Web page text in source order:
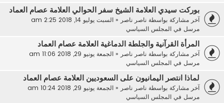
بوركت سيدي العلامة الشيخ سفر الحوالي العلامة عصام العماد
آخر مشاركة بواسطة ناصر ناصر« السبت يوليو 14, 2018 2:25 am
مرسل في المجلس السياسي
المرأة القرآنية والجلطة الدماغية العلامة عصام العماد
آخر مشاركة بواسطة ناصر ناصر« الجمعة يونيو 29, 2018 11:06 am
مرسل في المجلس السياسي
لماذا انتصر اليمانيون على السعوديين العلامة عصام العماد
آخر مشاركة بواسطة ناصر ناصر« الجمعة يونيو 29, 2018 10:24 am
مرسل في المجلس السياسي